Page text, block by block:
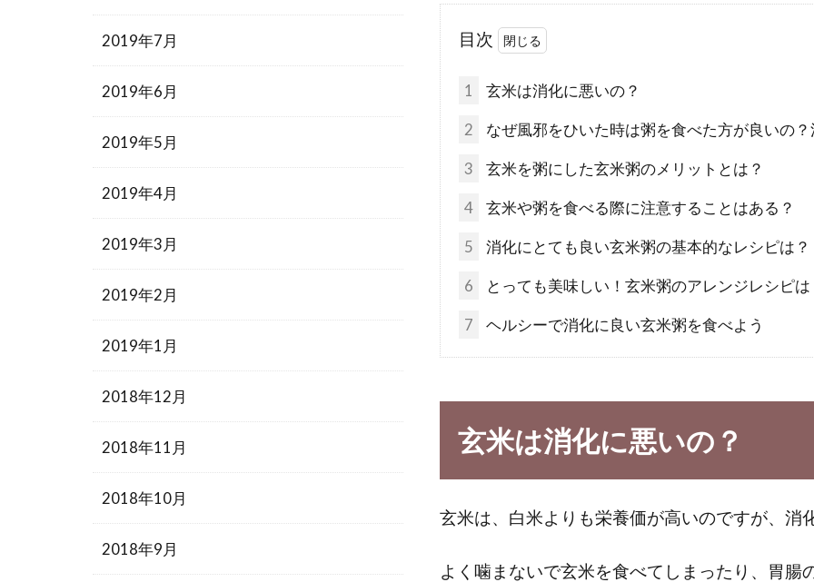
目次
1 玄米は消化に悪いの？
2 なぜ風邪をひいた時は粥を食べた方が良いの
3 玄米を粥にした玄米粥のメリットとは？
4 玄米や粥を食べる際に注意することはある？
5 消化にとても良い玄米粥の基本的なレシピは？
6 とっても美味しい！玄米粥のアレンジレシピ
7 ヘルシーで消化に良い玄米粥を食べよう
玄米は消化に悪いの？
玄米は、白米よりも栄養価が高いのですが、消
よく噛まないで玄米を食べてしまったり、胃腸
2019年7月
2019年6月
2019年5月
2019年4月
2019年3月
2019年2月
2019年1月
2018年12月
2018年11月
2018年10月
2018年9月